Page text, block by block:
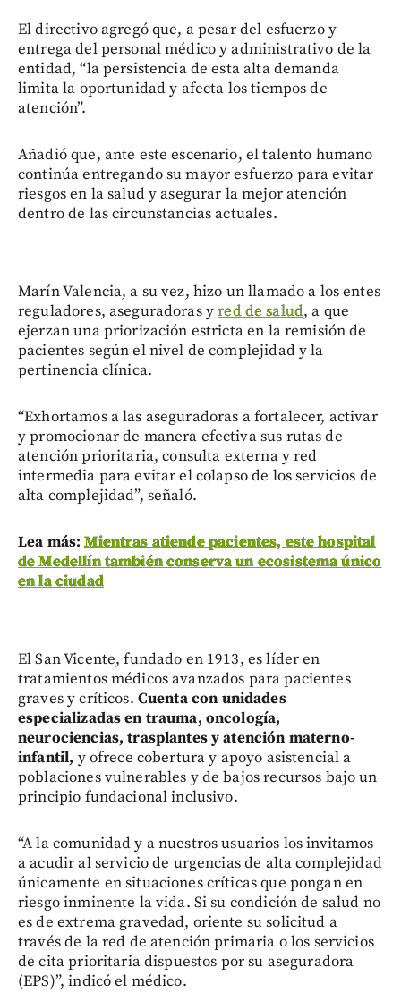
El directivo agregó que, a pesar del esfuerzo y
entrega del personal médico y administrativo de la
entidad, “la persistencia de esta alta demanda
limita la oportunidad y afecta los tiempos de
atención”.
Añadió que, ante este escenario, el talento humano
continúa entregando su mayor esfuerzo para evitar
riesgos en la salud y asegurar la mejor atención
dentro de las circunstancias actuales.
Marín Valencia, a su vez, hizo un llamado a los entes
reguladores, aseguradoras yred de salud, a que
ejerzan una priorización estricta en la remisión de
pacientes según el nivel de complejidad y la
pertinencia clínica.
“Exhortamos a las aseguradoras a fortalecer, activar
y promocionar de manera efectiva sus rutas de
atención prioritaria, consulta externa y red
intermedia para evitar el colapso de los servicios de
alta complejidad”, señaló.
Lea más:Mientras atiende pacientes, este hospital
de Medellín también conserva un ecosistema único
en la ciudad
El San Vicente, fundado en 1913, es líder en
tratamientos médicos avanzados para pacientes
graves y críticos. Cuenta con unidades
especializadas en trauma, oncología,
neurociencias, trasplantes y atención materno-
infantil, y ofrece cobertura y apoyo asistencial a
poblaciones vulnerables y de bajos recursos bajo un
principio fundacional inclusivo.
“A la comunidad y a nuestros usuarios los invitamos
a acudir al servicio de urgencias de alta complejidad
únicamente en situaciones críticas que pongan en
riesgo inminente la vida. Si su condición de salud no
es de extrema gravedad, oriente su solicitud a
través de la red de atención primaria o los servicios
de cita prioritaria dispuestos por su aseguradora
(EPS)”, indicó el médico.